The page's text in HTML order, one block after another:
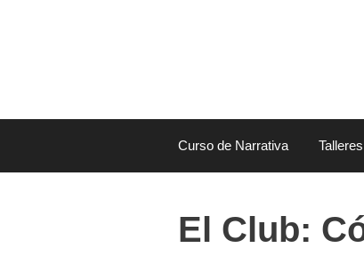
Curso de Narrativa
El Club: